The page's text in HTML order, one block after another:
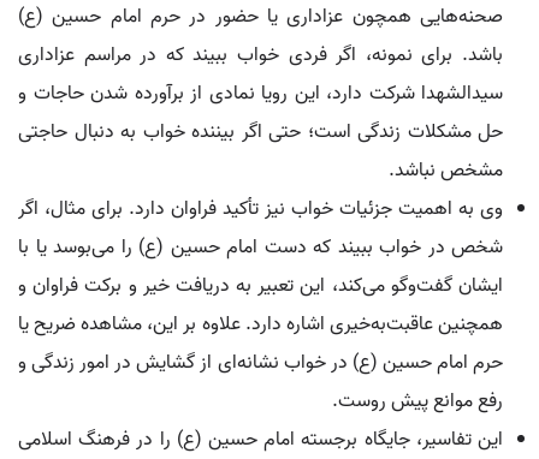
صحنه‌هایی همچون عزاداری یا حضور در حرم امام حسین (ع)
باشد. برای نمونه، اگر فردی خواب ببیند که در مراسم عزاداری
سیدالشهدا شرکت دارد، این رویا نمادی از برآورده شدن حاجات و
حل مشکلات زندگی است؛ حتی اگر بیننده خواب به دنبال حاجتی
مشخص نباشد.
وی به اهمیت جزئیات خواب نیز تأکید فراوان دارد. برای مثال، اگر
شخص در خواب ببیند که دست امام حسین (ع) را می‌بوسد یا با
ایشان گفت‌وگو می‌کند، این تعبیر به دریافت خیر و برکت فراوان و
همچنین عاقبت‌به‌خیری اشاره دارد. علاوه بر این، مشاهده ضریح یا
حرم امام حسین (ع) در خواب نشانه‌ای از گشایش در امور زندگی و
رفع موانع پیش روست.
این تفاسیر، جایگاه برجسته امام حسین (ع) را در فرهنگ اسلامی